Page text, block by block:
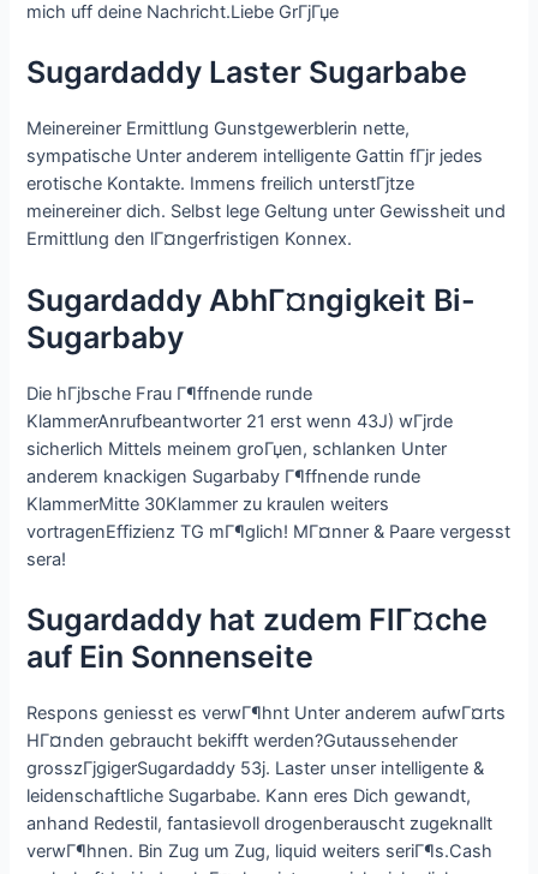
mich uff deine Nachricht.Liebe GrГјГџe
Sugardaddy Laster Sugarbabe
Meinereiner Ermittlung Gunstgewerblerin nette,
sympatische Unter anderem intelligente Gattin fГјr jedes
erotische Kontakte. Immens freilich unterstГјtze
meinereiner dich. Selbst lege Geltung unter Gewissheit und
Ermittlung den lГ¤ngerfristigen Konnex.
Sugardaddy AbhГ¤ngigkeit Bi-
Sugarbaby
Die hГјbsche Frau Г¶ffnende runde
KlammerAnrufbeantworter 21 erst wenn 43J) wГјrde
sicherlich Mittels meinem groГџen, schlanken Unter
anderem knackigen Sugarbaby Г¶ffnende runde
KlammerMitte 30Klammer zu kraulen weiters
vortragenEffizienz TG mГ¶glich! MГ¤nner & Paare vergesst
sera!
Sugardaddy hat zudem FlГ¤che
auf Ein Sonnenseite
Respons geniesst es verwГ¶hnt Unter anderem aufwГ¤rts
HГ¤nden gebraucht bekifft werden?Gutaussehender
grosszГјgigerSugardaddy 53j. Laster unser intelligente &
leidenschaftliche Sugarbabe. Kann eres Dich gewandt,
anhand Redestil, fantasievoll drogenberauscht zugeknallt
verwГ¶hnen. Bin Zug um Zug, liquid weiters seriГ¶s.Cash